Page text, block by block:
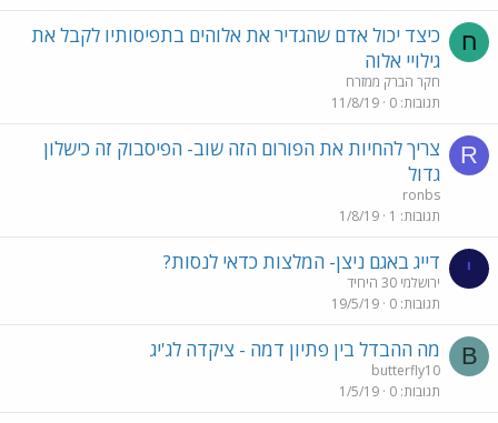
ח
כיצד יכול אדם שהגדיר את אלוהים בתפיסותיו לקבל את
גילויי אלוה
חקר הברק ממזרח
תגובות 0
11/8/19
R
צריך להחיות את הפורום הזה שוב- הפיסבוק זה כישלון
גדול
ronbs
תגובות 1
1/8/19
י דייג באגם ניצן- המלצות כדאי לנסות?
ירושלמי 30 היחיד
תגובות 0
19/5/19
B מה ההבדל בין פתיון דמה - ציקדה לג'יג
butterfly10
תגובות 0
1/5/19